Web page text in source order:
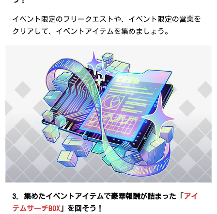
イベント限定のフリークエストや、イベント限定の営業を
クリアして、イベントアイテムを集めましょう。
3. 集めたイベントアイテムで豪華報酬が詰まった「 アイ
テムサーチBOX 」を回そう！